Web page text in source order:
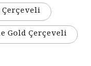
Gold Çerçeveli